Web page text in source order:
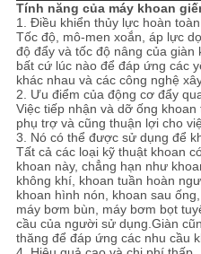
Tính năng của máy khoan
1. Điều khiển thủy lực hoàn
Tốc độ, mô-men xoắn, áp lực
độ đẩy và tốc độ nâng của
bất cứ lúc nào để đáp ứng các
khác nhau và các công nghệ
2. Ưu điểm của động cơ đẩy
Việc tiếp nhận và dỡ ống
phụ trợ và cũng thuận lợi cho
3. Nó có thể được sử dụng để
Tất cả các loại kỹ thuật khoan
khoan này, chẳng hạn như
không khí, khoan tuần hoàn
khoan hình nón, khoan sau
máy bơm bùn, máy bơm bọt
cầu của người sử dụng.Giàn
thăng để đáp ứng các nhu cầu